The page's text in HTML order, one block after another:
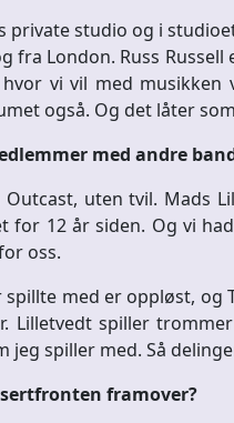
private studio og i
fra London. Russ
vi vil med
også. Og det låter
med andre
uten tvil. Mads
for 12 år siden. Og vi
oss.
spillte med er oppløst,
Lilletvedt spiller
jeg spiller med. Så
framover?